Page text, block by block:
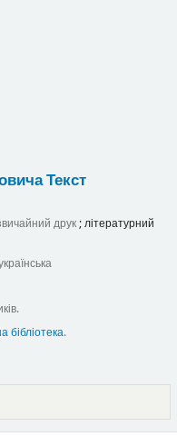
Текст
друк; літературний
бібліотека.